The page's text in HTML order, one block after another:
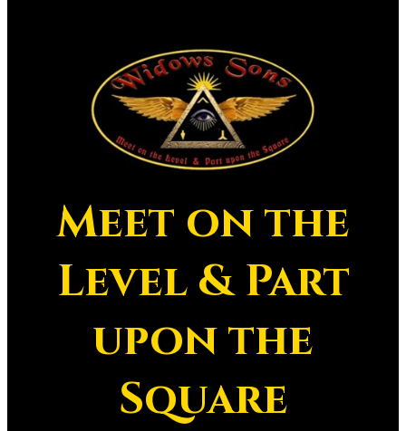
Meet on the
Level & Part
upon the
Square